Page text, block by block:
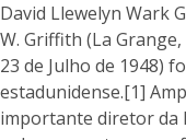
David Llewelyn Wark
W. Griffith (La
23 de Julho de 1948)
estadunidense.[1]
importante diretor da